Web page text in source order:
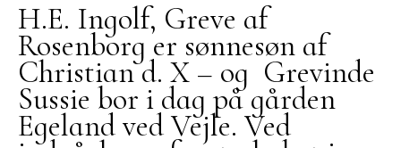
H.E. Ingolf, Greve af
Rosenborg er sønnesøn af
Christian d. X – og Grevinde
Sussie bor i dag på gården
Egeland ved Vejle. Ved